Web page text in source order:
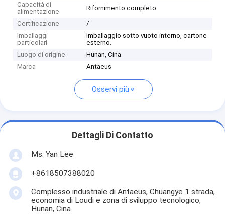
Capacità di
alimentazione
Rifornimento completo
Certificazione
/
Imballaggi
particolari
Imballaggio sotto vuoto interno, cartone
esterno.
Luogo di origine
Hunan, Cina
Marca
Antaeus
Osservi più
Dettagli Di Contatto
Ms. Yan Lee
+8618507388020
Complesso industriale di Antaeus, Chuangye 1 strada,
economia di Loudi e zona di sviluppo tecnologico,
Hunan, Cina